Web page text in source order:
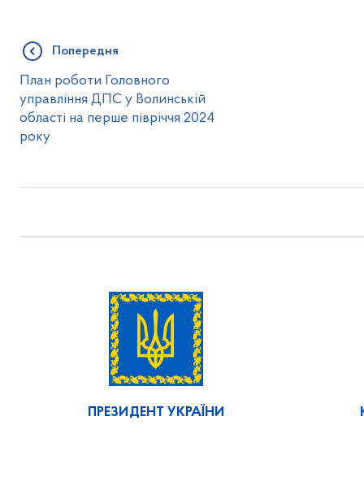
Попередня
План роботи Головного
управління ДПС у Волинській
області на перше півріччя 2024
року
ПРЕЗИДЕНТ УКРАЇНИ